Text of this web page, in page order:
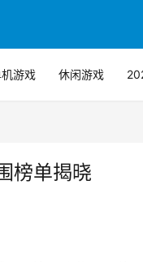
游戏 休闲游戏
榜单揭晓